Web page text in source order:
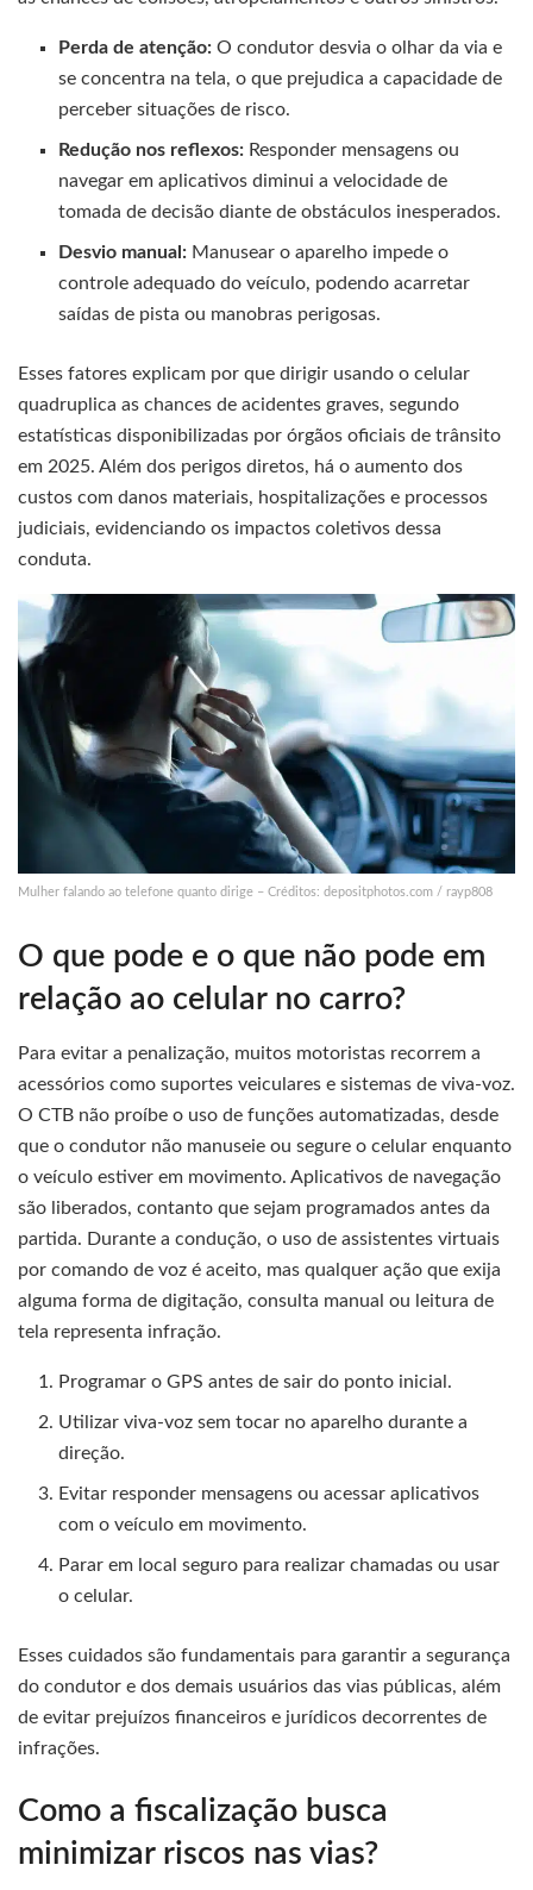
Perda de atenção: O condutor desvia o olhar da via e
se concentra na tela, o que prejudica a capacidade de
perceber situações de risco.
Redução nos reflexos: Responder mensagens ou
navegar em aplicativos diminui a velocidade de
tomada de decisão diante de obstáculos inesperados.
Desvio manual: Manusear o aparelho impede o
controle adequado do veículo, podendo acarretar
saídas de pista ou manobras perigosas.
Esses fatores explicam por que dirigir usando o celular
quadruplica as chances de acidentes graves, segundo
estatísticas disponibilizadas por órgãos oficiais de trânsito
em 2025. Além dos perigos diretos, há o aumento dos
custos com danos materiais, hospitalizações e processos
judiciais, evidenciando os impactos coletivos dessa
conduta.
Mulher falando ao telefone quanto dirige – Créditos: depositphotos.com / rayp808
O que pode e o que não pode em
relação ao celular no carro?
Para evitar a penalização, muitos motoristas recorrem a
acessórios como suportes veiculares e sistemas de viva-voz.
O CTB não proíbe o uso de funções automatizadas, desde
que o condutor não manuseie ou segure o celular enquanto
o veículo estiver em movimento. Aplicativos de navegação
são liberados, contanto que sejam programados antes da
partida. Durante a condução, o uso de assistentes virtuais
por comando de voz é aceito, mas qualquer ação que exija
alguma forma de digitação, consulta manual ou leitura de
tela representa infração.
Programar o GPS antes de sair do ponto inicial.
Utilizar viva-voz sem tocar no aparelho durante a
direção.
Evitar responder mensagens ou acessar aplicativos
com o veículo em movimento.
Parar em local seguro para realizar chamadas ou usar
o celular.
Esses cuidados são fundamentais para garantir a segurança
do condutor e dos demais usuários das vias públicas, além
de evitar prejuízos financeiros e jurídicos decorrentes de
infrações.
Como a fiscalização busca
minimizar riscos nas vias?